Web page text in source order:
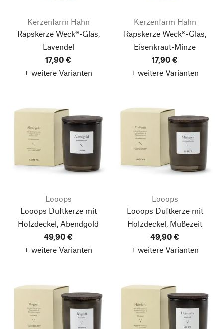
Kerzenfarm Hahn
Rapskerze Weck®-Glas,
Lavendel
17,90 €
+ weitere Varianten
Kerzenfarm Hahn
Rapskerze Weck®-Glas,
Eisenkraut-Minze
17,90 €
+ weitere Varianten
Looops
Looops Duftkerze mit
Holzdeckel, Abendgold
49,90 €
+ weitere Varianten
Looops
Looops Duftkerze mit
Holzdeckel, Mußezeit
49,90 €
+ weitere Varianten